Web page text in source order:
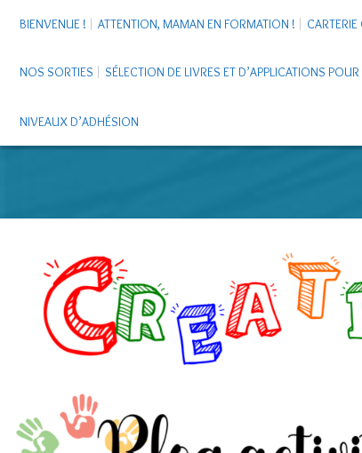
BIENVENUE ! ATTENTION, MAMAN EN FORMATION ! CARTERIE
NOS SORTIES SÉLECTION DE LIVRES ET D’APPLICATIONS POUR
NIVEAUX D’ADHÉSION